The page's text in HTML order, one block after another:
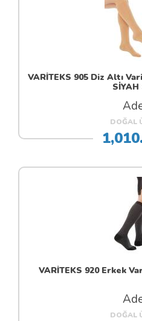
VARİTEKS 905 Diz Altı
SİYAH
DOĞAL
VARİTEKS 920 Erkek
DOĞAL